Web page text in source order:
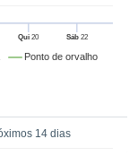
Ponto de orvalho
Qui 20 Sáb22
14 dias